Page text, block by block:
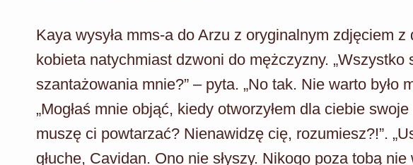
Kaya wysyła mms-a do Arzu z oryginalnym zdjęciem z
kobieta natychmiast dzwoni do mężczyzny. „Wszystko
szantażowania mnie?” – pyta. „No tak. Nie warto było
„Mogłaś mnie objąć, kiedy otworzyłem dla ciebie
muszę ci powtarzać? Nienawidzę cię, rozumiesz?!”.
głuche, Cavidan. Ono nie słyszy. Nikogo poza tobą